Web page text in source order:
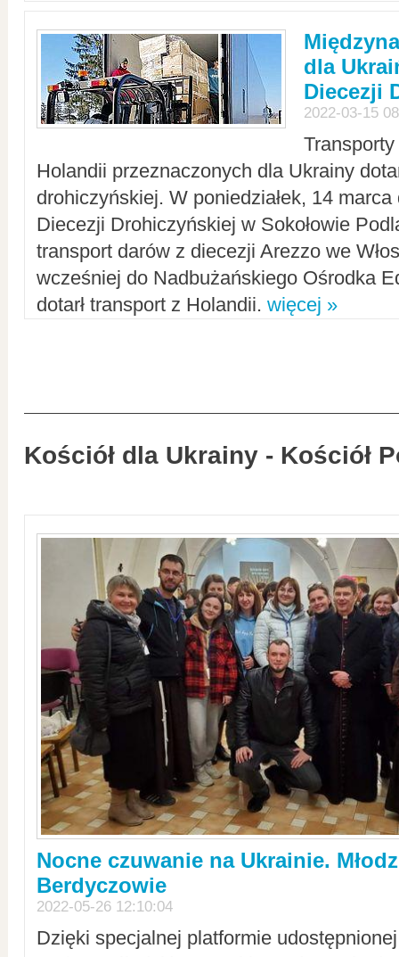
dla
Diecezji
2022-03-15
Holandii przeznaczonych dla Ukrainy
drohiczyńskiej. W poniedziałek, 14
Diecezji Drohiczyńskiej w Sokołowie
transport darów z diecezji Arezzo we
wcześniej do Nadbużańskiego Ośrodka
dotarł transport z Holandii. więcej »
Kościół dla Ukrainy - Kościół
Nocne czuwanie na Ukrainie.
Berdyczowie
2022-05-26 12:10:04
Dzięki specjalnej platformie